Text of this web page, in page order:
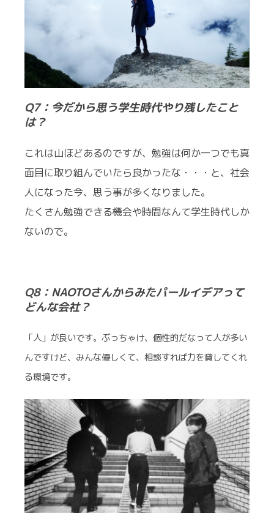
Q7：今だから思う学生時代やり残したこと
は？
これは山ほどあるのですが、勉強は何か一つでも真
面目に取り組んでいたら良かったな・・・と、社会
人になった今、思う事が多くなりました。
たくさん勉強できる機会や時間なんて学生時代しか
ないので。
Q8：NAOTOさんからみたパールイデアって
どんな会社？
「人」が良いです。ぶっちゃけ、個性的だなって人が多い
んですけど、みんな優しくて、相談すれば力を貸してくれ
る環境です。